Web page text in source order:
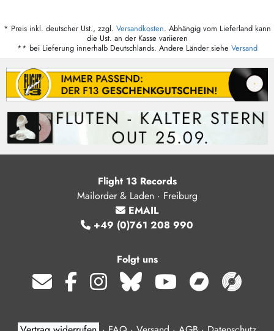
* Preis inkl. deutscher Ust., zzgl. Versandkosten. Abhängig vom Lieferland kann
die Ust. an der Kasse variieren
** bei Lieferung innerhalb Deutschlands. Andere Länder siehe Versand
Flight 13 Records
Mailorder & Laden · Freiburg
EMAIL
+49 (0)761 208 990
Folgt uns